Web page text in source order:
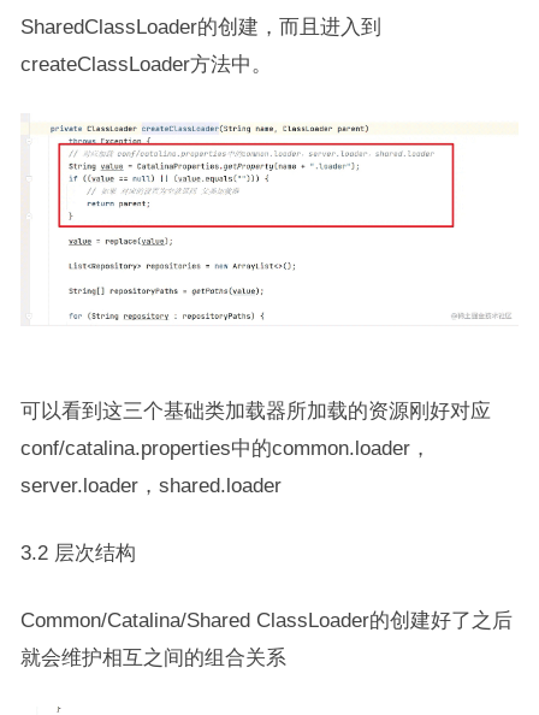
SharedClassLoader的创建，而且进入到
createClassLoader方法中。
可以看到这三个基础类加载器所加载的资源刚好对应
conf/catalina.properties中的common.loader，
server.loader，shared.loader
3.2 层次结构
Common/Catalina/Shared ClassLoader的创建好了之后
就会维护相互之间的组合关系